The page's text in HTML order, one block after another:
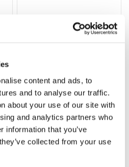
content and ads, to
and to analyse our traffic.
about your use of our site with
and analytics partners who
information that you’ve
collected from your use
Lägg till i varukorg
T-shirt Avant barn grön 104-110
cm
90 kr (ex. moms)